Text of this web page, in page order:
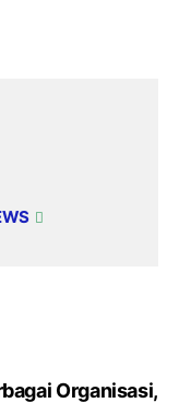
Organisasi,